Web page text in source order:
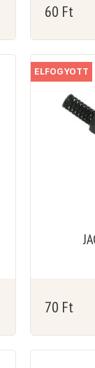
60 Ft
ELFOGYOTT
70 Ft